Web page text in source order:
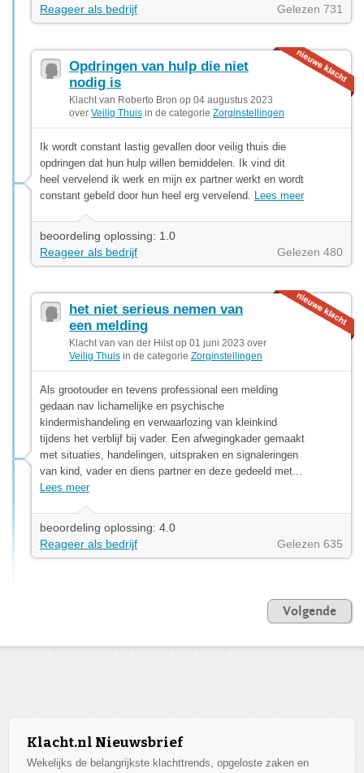
Reageer als bedrijf
Gelezen 731
Opdringen van hulp die niet
nodig is
Klacht van Roberto Bron op 04 augustus 2023
over Veilig Thuis in de categorie Zorginstellingen
Ik wordt constant lastig gevallen door veilig thuis die
opdringen dat hun hulp willen bemiddelen. Ik vind dit
heel vervelend ik werk en mijn ex partner werkt en wordt
constant gebeld door hun heel erg vervelend. Lees meer
beoordeling oplossing: 1.0
Reageer als bedrijf
Gelezen 480
het niet serieus nemen van
een melding
Klacht van van der Hilst op 01 juni 2023 over
Veilig Thuis in de categorie Zorginstellingen
Als grootouder en tevens professional een melding
gedaan nav lichamelijke en psychische
kindermishandeling en verwaarlozing van kleinkind
tijdens het verblijf bij vader. Een afwegingkader gemaakt
met situaties, handelingen, uitspraken en signaleringen
van kind, vader en diens partner en deze gedeeld met...
Lees meer
beoordeling oplossing: 4.0
Reageer als bedrijf
Gelezen 635
Volgende
Klacht.nl Nieuwsbrief
Wekelijks de belangrijkste klachttrends, opgeloste zaken en